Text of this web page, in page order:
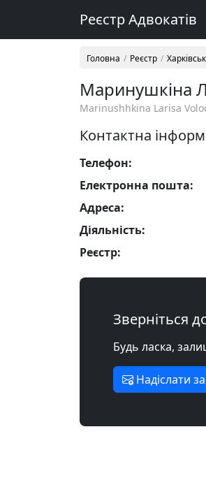
Реєстр Адвокатів
Головна Реєстр
Маринушкіна
Marinushhkina Larisa
Контактна
Телефон:
Електронна пошта:
Адреса:
Діяльність:
Реєстр:
Зверніться
Будь ласка,
Надіслати